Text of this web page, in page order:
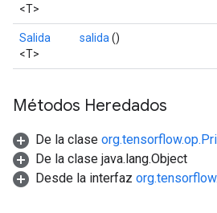
<T>
Salida
<T>
salida ()
Métodos Heredados
De la clase
De la clase java.lang.Object
Desde la interfaz